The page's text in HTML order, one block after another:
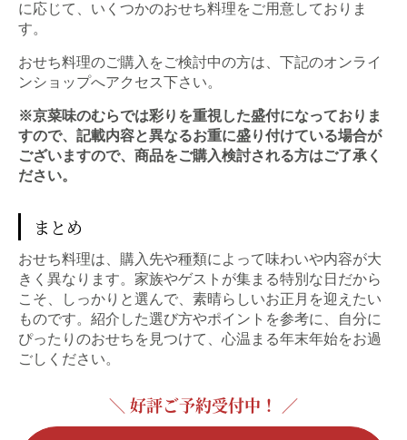
に応じて、いくつかのおせち料理をご用意しておりま
す。
おせち料理のご購入をご検討中の方は、下記のオンライ
ンショップへアクセス下さい。
※京菜味のむらでは彩りを重視した盛付になっておりま
すので、記載内容と異なるお重に盛り付けている場合が
ございますので、商品をご購入検討される方はご了承く
ださい。
まとめ
おせち料理は、購入先や種類によって味わいや内容が大
きく異なります。家族やゲストが集まる特別な日だから
こそ、しっかりと選んで、素晴らしいお正月を迎えたい
ものです。紹介した選び方やポイントを参考に、自分に
ぴったりのおせちを見つけて、心温まる年末年始をお過
ごしください。
＼ 好評ご予約受付中！ ／